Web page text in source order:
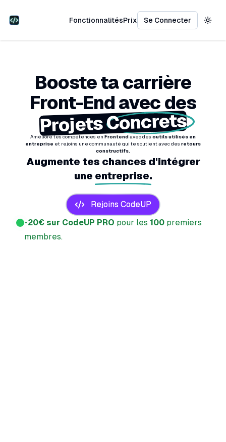
FonctionnalitésPrix Se Connecter
Booste ta carrière
Front-End avec des
ProjetsConcrets
Améliore tes compétences en Frontendavec des outils utilisés en
entreprise et rejoins une communauté qui te soutient avec des retours
constructifs.
Augmente tes chances d'intégrer
une entreprise.
Rejoins CodeUP
-20€ sur CodeUP PRO pour les 100 premiers
membres.